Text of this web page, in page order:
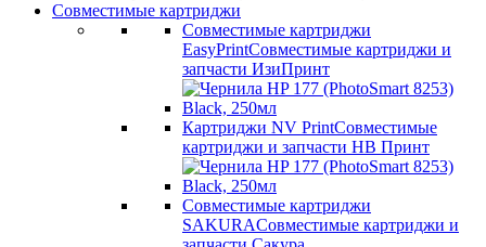
Совместимые картриджи
Совместимые картриджи
EasyPrintСовместимые картриджи и
запчасти ИзиПринт
Картриджи NV PrintСовместимые
картриджи и запчасти НВ Принт
Совместимые картриджи
SAKURAСовместимые картриджи и